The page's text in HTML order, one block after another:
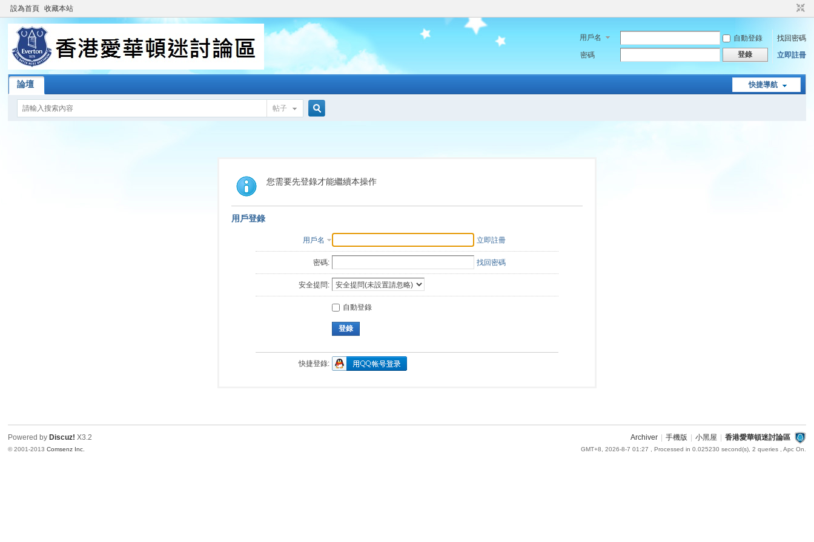
設為首頁 收藏本站
用戶名 自動登錄
找回密碼
密碼
登錄 立即註冊
快捷導航
論壇
帖子
索
您需要先登錄才能繼續本操作
用戶登錄
用戶名 立即註冊
密碼: 找回密碼
安全提問:
自動登錄
登錄
快捷登錄:
Archiver 手機版 小黑屋 香港愛華頓迷討論區
GMT+8, 2026-8-7 01:27 , Processed in 0.025230 second(s), 2 queries , Apc On.
Powered by Discuz! X3.2
© 2001-2013Comsenz Inc.